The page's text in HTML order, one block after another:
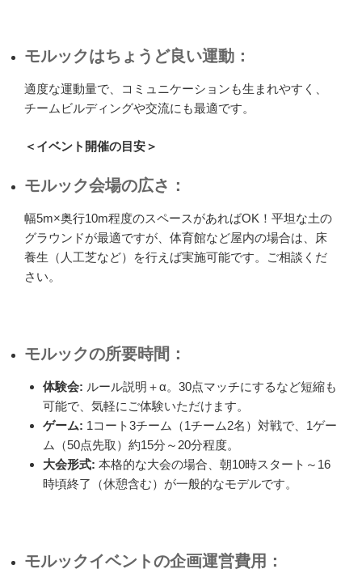
モルックはちょうど良い運動：
適度な運動量で、コミュニケーションも生まれやすく、
チームビルディングや交流にも最適です。
＜イベント開催の目安＞
モルック会場の広さ：
幅5m×奥行10m程度のスペースがあればOK！平坦な土の
グラウンドが最適ですが、体育館など屋内の場合は、床
養生（人工芝など）を行えば実施可能です。ご相談くだ
さい。
モルックの所要時間：
体験会: ルール説明＋α。30点マッチにするなど短縮も
可能で、気軽にご体験いただけます。
ゲーム: 1コート3チーム（1チーム2名）対戦で、1ゲー
ム（50点先取）約15分～20分程度。
大会形式: 本格的な大会の場合、朝10時スタート～16
時頃終了（休憩含む）が一般的なモデルです。
モルックイベントの企画運営費用：